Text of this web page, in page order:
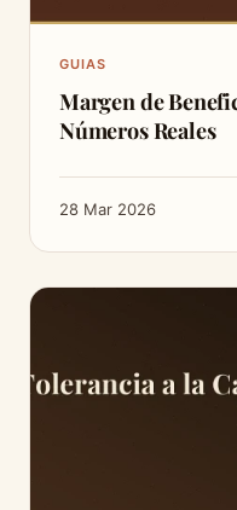
GUIAS
Margen de
Números Reales
28 Mar 2026